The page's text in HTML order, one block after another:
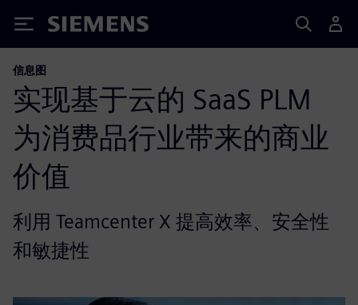
Siemens
信息图
实现基于云的 SaaS PLM
为消费品行业带来的商业
价值
利用 Teamcenter X 提高效率、安全性
和敏捷性